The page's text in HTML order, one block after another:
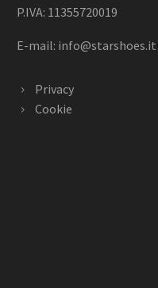
P.IVA: 11355720019
E-mail: info@starshoes.it
Privacy
Cookie